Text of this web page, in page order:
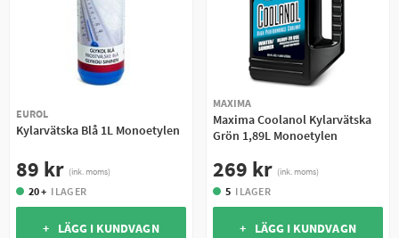
EUROL
Kylarvätska Blå 1L Monoetylen
89 kr (ink. moms)
20 + I LAGER
+ LÄGG I KUNDVAGN
MAXIMA
Maxima Coolanol Kylarvätska
Grön 1,89L Monoetylen
269 kr (ink. moms)
5 I LAGER
+ LÄGG I KUNDVAGN